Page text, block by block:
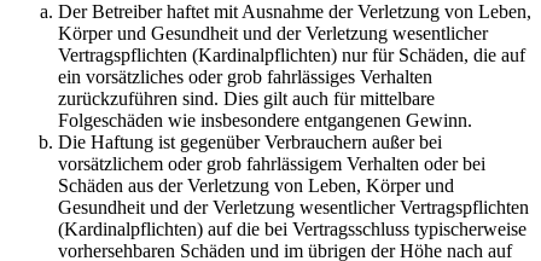
Der Betreiber haftet mit Ausnahme der Verletzung von Leben,
Körper und Gesundheit und der Verletzung wesentlicher
Vertragspflichten (Kardinalpflichten) nur für Schäden, die auf
ein vorsätzliches oder grob fahrlässiges Verhalten
zurückzuführen sind. Dies gilt auch für mittelbare
Folgeschäden wie insbesondere entgangenen Gewinn.
Die Haftung ist gegenüber Verbrauchern außer bei
vorsätzlichem oder grob fahrlässigem Verhalten oder bei
Schäden aus der Verletzung von Leben, Körper und
Gesundheit und der Verletzung wesentlicher Vertragspflichten
(Kardinalpflichten) auf die bei Vertragsschluss typischerweise
vorhersehbaren Schäden und im übrigen der Höhe nach auf